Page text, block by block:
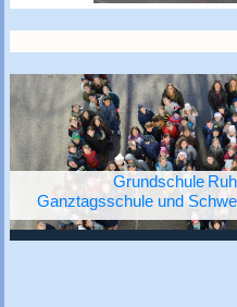
Grundschule
Ganztagsschule und